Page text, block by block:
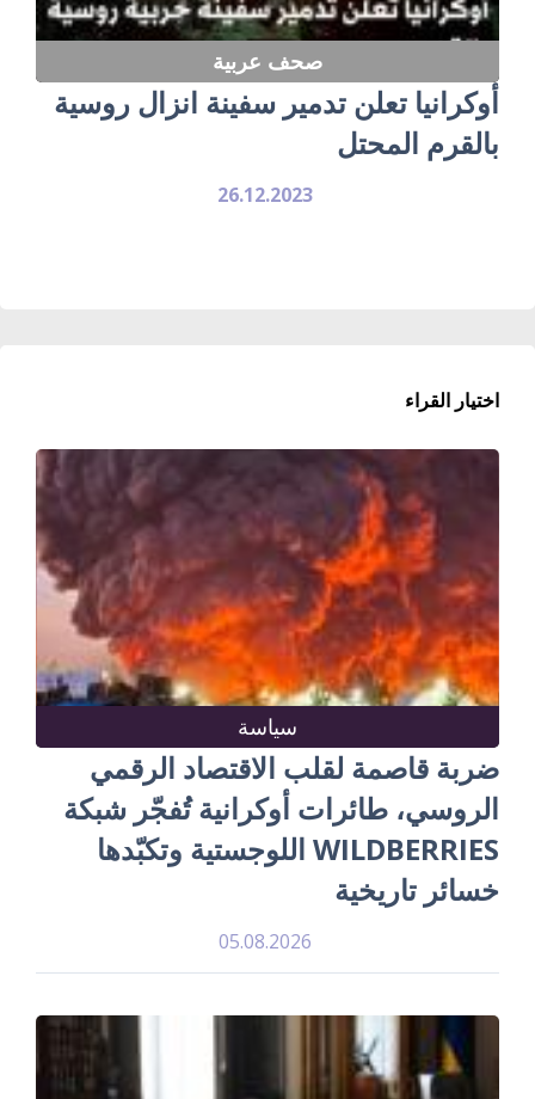
صحف عربية
أوكرانيا تعلن تدمير سفينة انزال روسية
بالقرم المحتل
26.12.2023
اختيار القراء
سياسة
ضربة قاصمة لقلب الاقتصاد الرقمي
الروسي، طائرات أوكرانية تُفجّر شبكة
WILDBERRIES اللوجستية وتكبّدها
خسائر تاريخية
05.08.2026